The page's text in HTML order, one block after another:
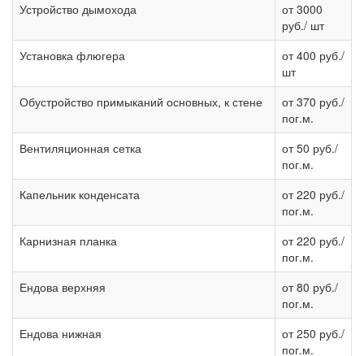
Устройство дымохода
от 3000
руб./ шт
Установка флюгера
от 400 руб./
шт
Обустройство примыканий основных, к стене
от 370 руб./
пог.м.
Вентиляционная сетка
от 50 руб./
пог.м.
Капельник конденсата
от 220 руб./
пог.м.
Карнизная планка
от 220 руб./
пог.м.
Ендова верхняя
от 80 руб./
пог.м.
Ендова нижная
от 250 руб./
пог.м.